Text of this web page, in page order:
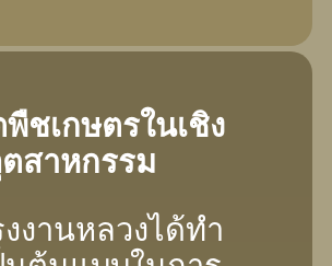
ชเกษตรในเชิง
สาหกรรม
นหลวงได้ทํา